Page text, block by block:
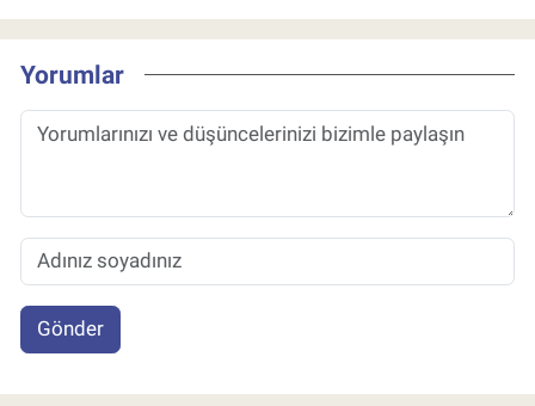
Yorumlar
Gönder